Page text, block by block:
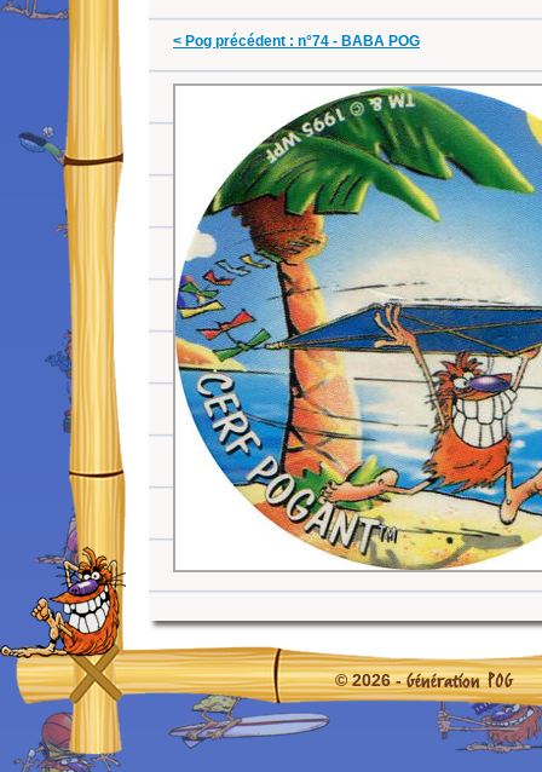
< Pog précédent : n°74 - BABA POG
© 2026 -Génération POG